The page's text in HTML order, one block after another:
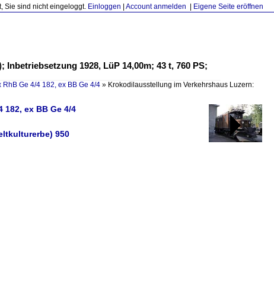
Sie sind nicht eingeloggt. Einloggen Account anmelden Eigene Seite eröffnen
1928, LüP 14,00m; 43 t, 760 PS;
Ge 4/4 182, ex BB Ge 4/4 » Krokodilausstellung im Verkehrshaus Luzern:
ex BB Ge 4/4
950